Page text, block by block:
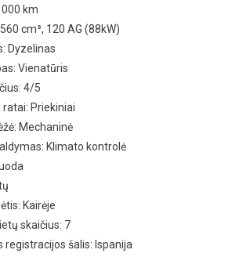
€6,500.00.
000 km
cm³, 120 AG (88kW)
Dyzelinas
Vienatūris
4/5
Priekiniai
Mechaninė
Klimato kontrolė
Kairėje
skaičius: 7
registracijos šalis: Ispanija